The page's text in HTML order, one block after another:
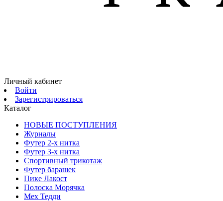
Личный кабинет
Войти
Зарегистрироваться
Каталог
НОВЫЕ ПОСТУПЛЕНИЯ
Журналы
Футер 2-х нитка
Футер 3-х нитка
Спортивный трикотаж
Футер барашек
Пике Лакост
Полоска Морячка
Мех Тедди